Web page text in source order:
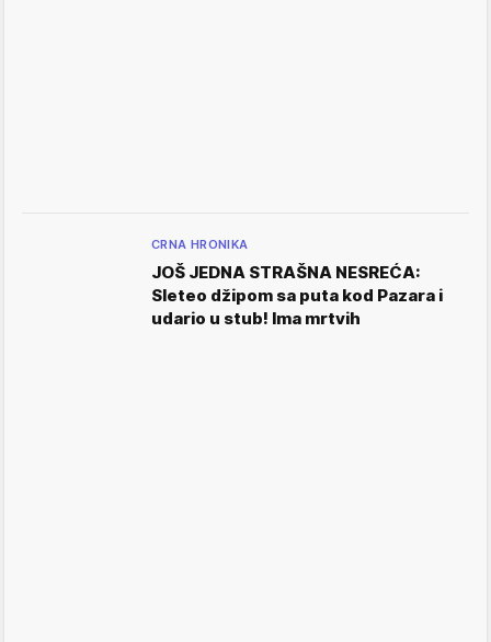
CRNA HRONIKA
JOŠ JEDNA STRAŠNA NESREĆA:
Sleteo džipom sa puta kod Pazara i
udario u stub! Ima mrtvih